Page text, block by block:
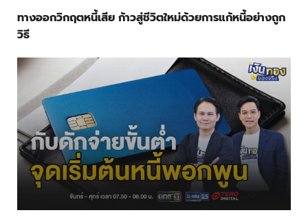
ทางออกวิกฤตหนี้เสีย ก้าวสู่ชีวิตใหม่ด้วยการแก้หนี้อย่างถูก
วิธี